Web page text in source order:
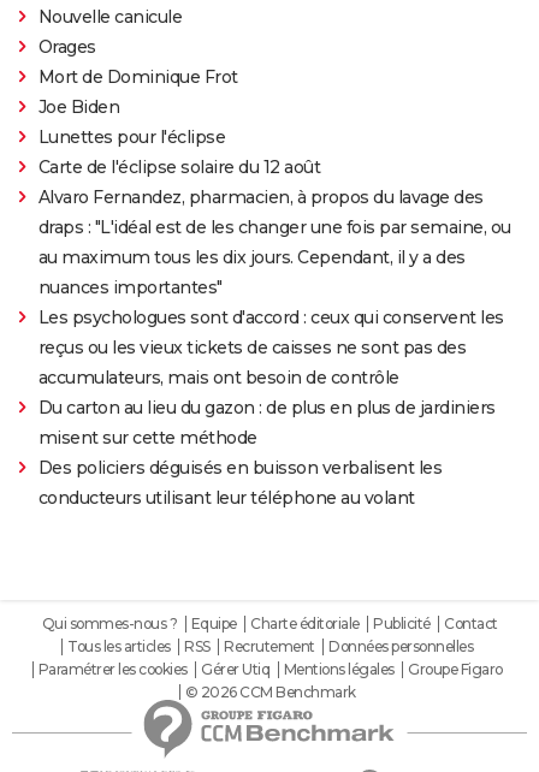
Nouvelle canicule
Orages
Mort de Dominique Frot
Joe Biden
Lunettes pour l'éclipse
Carte de l'éclipse solaire du 12 août
Alvaro Fernandez, pharmacien, à propos du lavage des
draps : "L'idéal est de les changer une fois par semaine, ou
au maximum tous les dix jours. Cependant, il y a des
nuances importantes"
Les psychologues sont d'accord : ceux qui conservent les
reçus ou les vieux tickets de caisses ne sont pas des
accumulateurs, mais ont besoin de contrôle
Du carton au lieu du gazon : de plus en plus de jardiniers
misent sur cette méthode
Des policiers déguisés en buisson verbalisent les
conducteurs utilisant leur téléphone au volant
Qui sommes-nous ? Equipe Charte éditoriale Publicité
Contact
Tous les articles
RSS Recrutement
Données personnelles
Paramétrer les cookies
Gérer Utiq Mentions légales
Groupe Figaro
© 2026 CCM Benchmark